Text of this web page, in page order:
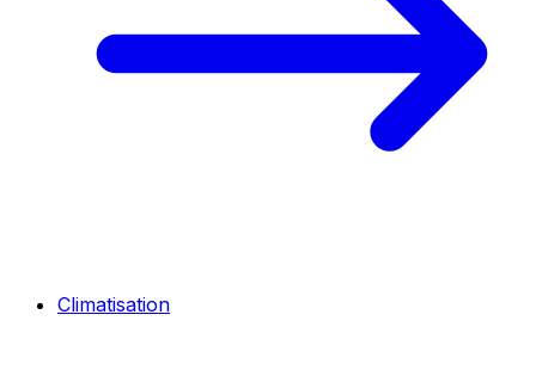
Climatisation